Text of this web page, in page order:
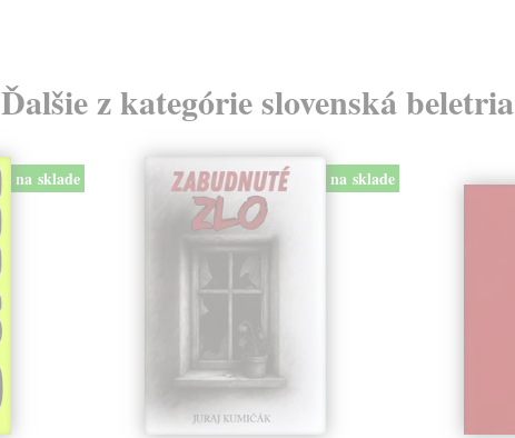
Ďalšie z kategórie slovenská beletria
na sklade na sklade